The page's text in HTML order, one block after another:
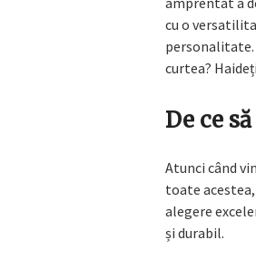
cu o
personalitate.
curtea?
De ce
Atunci când
toate
alegere
și durabil.